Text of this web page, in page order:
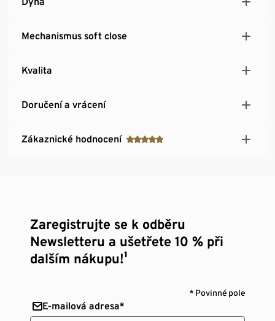
Mechanismus soft close
Kvalita
Doručení a vrácení
Zákaznické hodnocení
Zaregistrujte se k odběru
Newsletteru a ušetřete 10 % při
dalším nákupu!¹
* Povinné pole
E-mailová adresa*